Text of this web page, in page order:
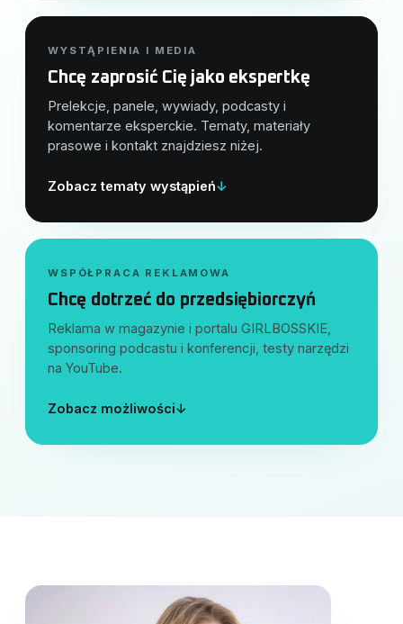
WYSTĄPIENIA I MEDIA
Chcę zaprosić Cię jako ekspertkę
Prelekcje, panele, wywiady, podcasty i
komentarze eksperckie. Tematy, materiały
prasowe i kontakt znajdziesz niżej.
Zobacz tematy wystąpień↓
WSPÓŁPRACA REKLAMOWA
Chcę dotrzeć do przedsiębiorczyń
Reklama w magazynie i portalu GIRLBOSSKIE,
sponsoring podcastu i konferencji, testy narzędzi
na YouTube.
Zobacz możliwości↓